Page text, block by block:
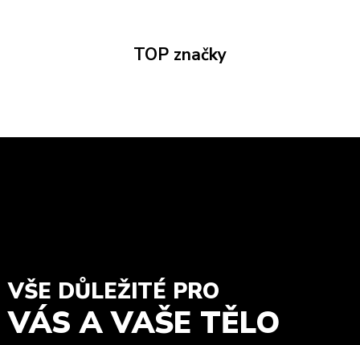
TOP značky
VŠE DŮLEŽITÉ PRO
VÁS A VAŠE TĚLO